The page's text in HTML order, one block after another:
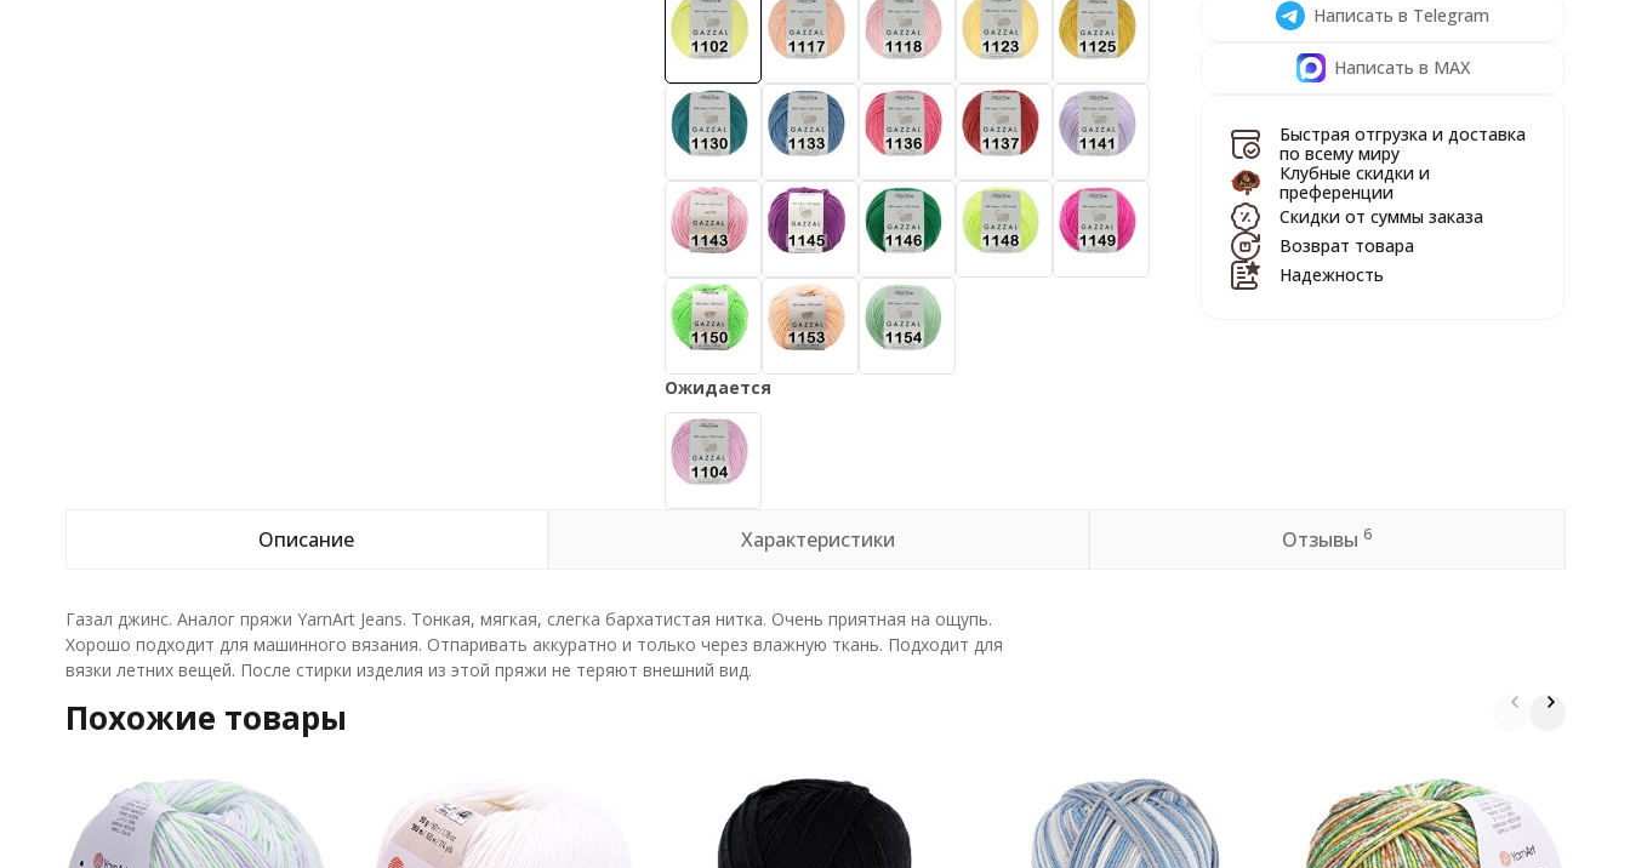
Ожидается
Написать в Telegram
Написать в MAX
Быстрая отгрузка и доставка
по всему миру
Клубные скидки и
преференции
Скидки от суммы заказа
Возврат товара
Надежность
Описание Характеристики Отзывы 6
Газал джинс. Аналог пряжи YarnArt Jeans. Тонкая, мягкая, слегка бархатистая нитка. Очень приятная на ощупь.
Хорошо подходит для машинного вязания. Отпаривать аккуратно и только через влажную ткань. Подходит для
вязки летних вещей. После стирки изделия из этой пряжи не теряют внешний вид.
Похожие товары